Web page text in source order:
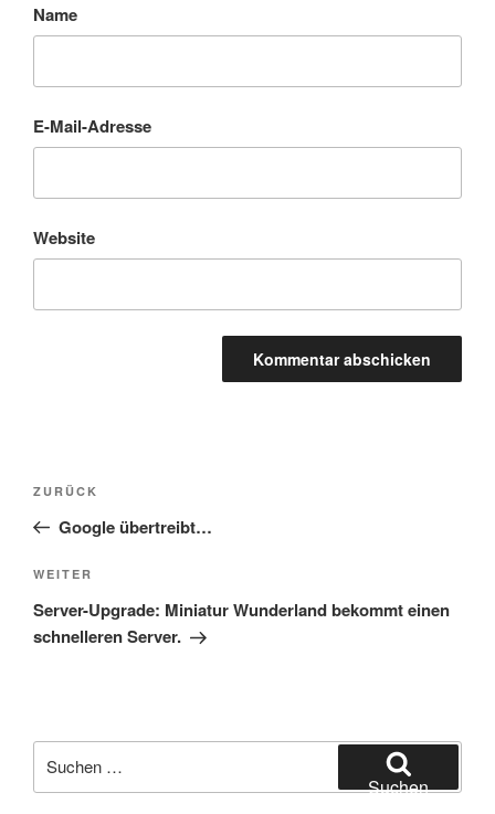
Name
E-Mail-Adresse
Website
Beitragsnavigation
Vorheriger
Beitrag
ZURÜCK
Google übertreibt…
Nächster
Beitrag
WEITER
Server-Upgrade: Miniatur Wunderland bekommt einen
schnelleren Server.
nach:
Suchen